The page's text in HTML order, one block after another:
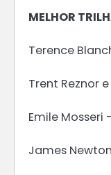
MELHOR
Terence
Trent Reznor
Emile Mosseri
James